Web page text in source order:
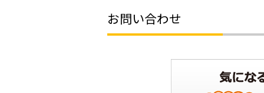
お問い合わせ